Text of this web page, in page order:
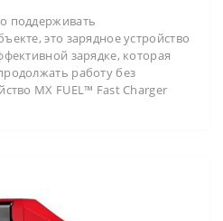
поддерживать
это зарядное устройство
зарядке, которая
работу без
MX FUEL™ Fast Charger